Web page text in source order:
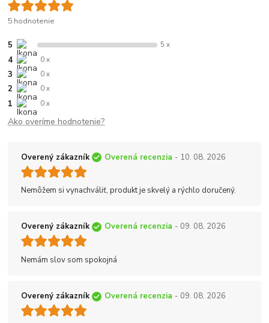
5 hodnotenie
5 5 x
4 0 x
3 0 x
2 0 x
1 0 x
Ako overíme hodnotenie?
Overený zákazník Overená recenzia - 10. 08. 2026
Nemôžem si vynachváliť, produkt je skvelý a rýchlo doručený.
Overený zákazník Overená recenzia - 09. 08. 2026
Nemám slov som spokojná
Overený zákazník Overená recenzia - 09. 08. 2026